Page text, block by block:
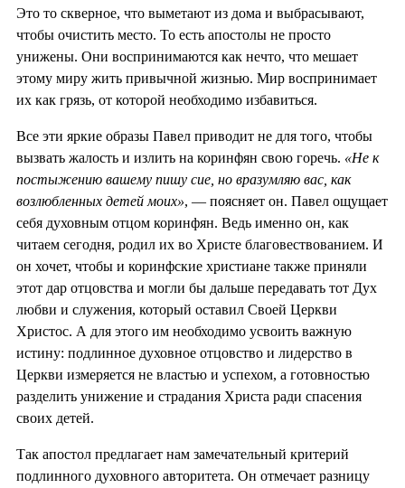
Это то скверное, что выметают из дома и выбрасывают,
чтобы очистить место. То есть апостолы не просто
унижены. Они воспринимаются как нечто, что мешает
этому миру жить привычной жизнью. Мир воспринимает
их как грязь, от которой необходимо избавиться.
Все эти яркие образы Павел приводит не для того, чтобы
вызвать жалость и излить на коринфян свою горечь. «Не к
постыжению вашему пишу сие, но вразумляю вас, как
возлюбленных детей моих», — поясняет он. Павел ощущает
себя духовным отцом коринфян. Ведь именно он, как
читаем сегодня, родил их во Христе благовествованием. И
он хочет, чтобы и коринфские христиане также приняли
этот дар отцовства и могли бы дальше передавать тот Дух
любви и служения, который оставил Своей Церкви
Христос. А для этого им необходимо усвоить важную
истину: подлинное духовное отцовство и лидерство в
Церкви измеряется не властью и успехом, а готовностью
разделить унижение и страдания Христа ради спасения
своих детей.
Так апостол предлагает нам замечательный критерий
подлинного духовного авторитета. Он отмечает разницу